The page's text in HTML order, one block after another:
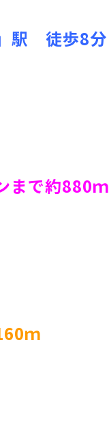
駅 徒歩8分
まで約880ｍ
ｍ